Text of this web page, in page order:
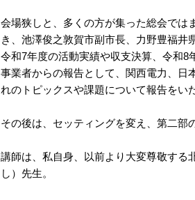
会場狭しと、多くの方が集った総会では
き、池澤俊之敦賀市副市長、力野豊福井
令和7年度の活動実績や収支決算、令和8
事業者からの報告として、関西電力、日
れのトピックスや課題について報告をい
その後は、セッティングを変え、第二部
講師は、私自身、以前より大変尊敬する
し）先生。